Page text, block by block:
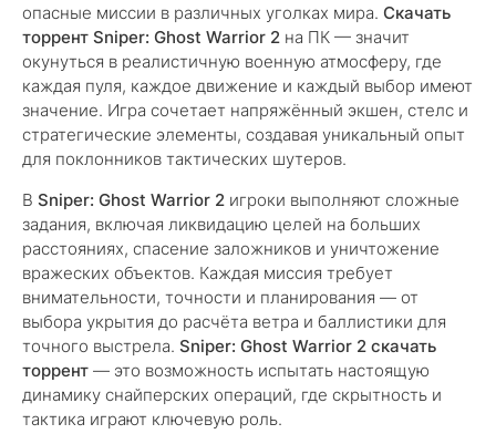
опасные миссии в различных уголках мира. Скачать
торрент Sniper: Ghost Warrior 2 на ПК — значит
окунуться в реалистичную военную атмосферу, где
каждая пуля, каждое движение и каждый выбор имеют
значение. Игра сочетает напряжённый экшен, стелс и
стратегические элементы, создавая уникальный опыт
для поклонников тактических шутеров.
В Sniper: Ghost Warrior 2 игроки выполняют сложные
задания, включая ликвидацию целей на больших
расстояниях, спасение заложников и уничтожение
вражеских объектов. Каждая миссия требует
внимательности, точности и планирования — от
выбора укрытия до расчёта ветра и баллистики для
точного выстрела. Sniper: Ghost Warrior 2 скачать
торрент — это возможность испытать настоящую
динамику снайперских операций, где скрытность и
тактика играют ключевую роль.